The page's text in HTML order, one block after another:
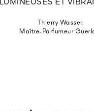
LUMINEUSES ET
Thierry Wasser,
Maître-Parfumeur